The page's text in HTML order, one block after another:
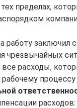
пределах,
работу заключил
чрезвычайных
расходы,
расходов: